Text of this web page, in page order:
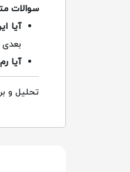
سوالات
آیا
آیا
تحلیل و